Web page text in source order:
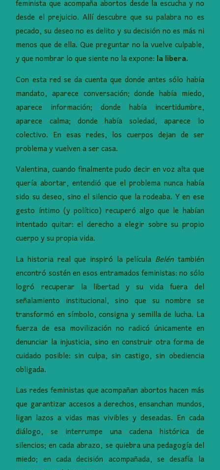
feminista que acompaña abortos desde la escucha y no
desde el prejuicio. Allí descubre que su palabra no es
pecado, su deseo no es delito y su decisión no es más ni
menos que de ella. Que preguntar no la vuelve culpable,
y que nombrar lo que siente no la expone:la libera.
Con esta red se da cuenta que donde antes sólo había
mandato, aparece conversación; donde había miedo,
aparece información; donde había incertidumbre,
aparece calma; donde había soledad, aparece lo
colectivo. En esas redes, los cuerpos dejan de ser
problema y vuelven a ser casa.
Valentina, cuando finalmente pudo decir en voz alta que
quería abortar, entendió que el problema nunca había
sido su deseo, sino el silencio que la rodeaba. Y en ese
gesto íntimo (y político) recuperó algo que le habían
intentado quitar: el derecho a elegir sobre su propio
cuerpo y su propia vida.
La historia real que inspiró la película Beléntambién
encontró sostén en esos entramados feministas: no sólo
logró recuperar la libertad y su vida fuera del
señalamiento institucional, sino que su nombre se
transformó en símbolo, consigna y semilla de lucha. La
fuerza de esa movilización no radicó únicamente en
denunciar la injusticia, sino en construir otra forma de
cuidado posible: sin culpa, sin castigo, sin obediencia
obligada.
Las redes feministas que acompañan abortos hacen más
que garantizar accesos a derechos, ensanchan mundos,
ligan lazos a vidas mas vivibles y deseadas. En cada
diálogo, se interrumpe una cadena histórica de
silencios; en cada abrazo, se quiebra una pedagogía del
miedo; en cada decisión acompañada, se desafía la